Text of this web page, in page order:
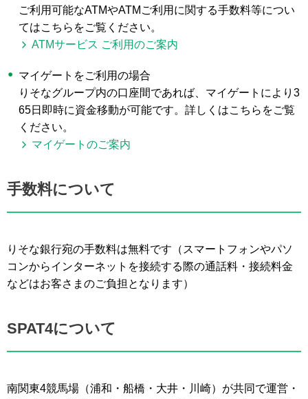
ご利用可能なATMやATMご利用に関する手数料等につい
てはこちらをご覧ください。
ATMサービス ご利用のご案内
マイゲートをご利用の場合
りそなグループ内の口座間であれば、マイゲートにより3
65日即時に資金移動が可能です。詳しくはこちらをご覧
ください。
マイゲートのご案内
手数料について
りそな銀行宛の手数料は無料です（スマートフォンやパソ
コンからインターネットを接続する際の通話料・接続料金
などはお客さまのご負担となります）
SPAT4について
南関東4競馬場（浦和・船橋・大井・川崎）が共同で運営・